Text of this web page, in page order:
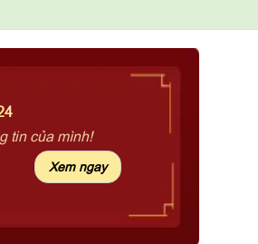
tin của mình!